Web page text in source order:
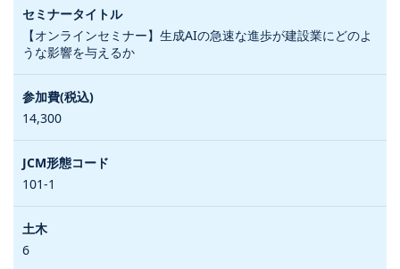
【オンラインセミナー】生成AIの急速な進歩が建設業にどのよ
うな影響を与えるか
14,300
101-1
6